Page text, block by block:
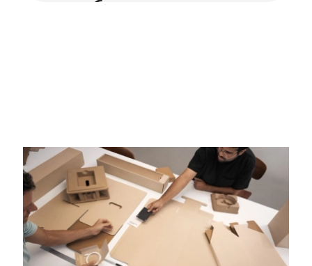
Bluetooth®
Fungerer med TV-
fjernkontrollen
Trueplay™ Taleforbedring